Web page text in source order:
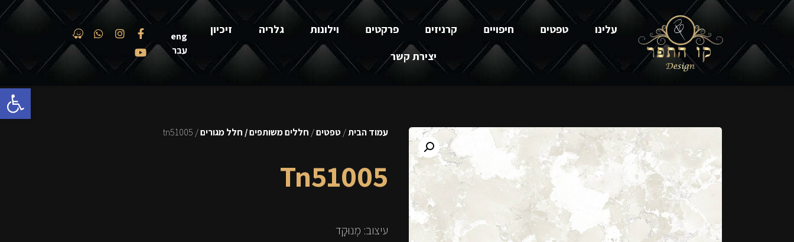
פתח
עלינו טפטים חיפויים קרניזים פרקטים וילונות גלריה
זיכיון
יצירת קשר
eng
עבר
עמוד הבית/טפטים/ חללים משותפים / חלל מגורים/ tn51005
Tn51005
עיצוב: מְנוּקָד